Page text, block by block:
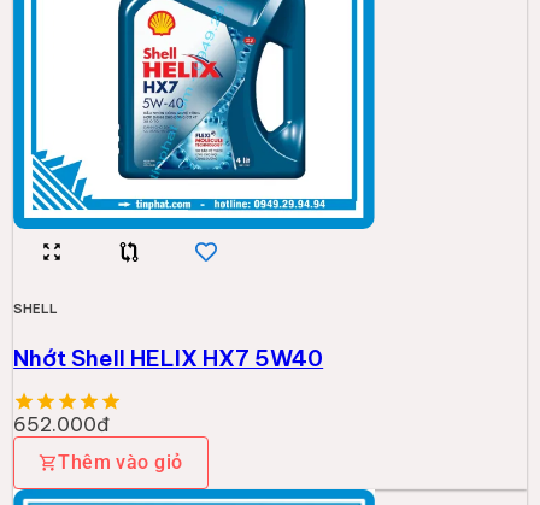
SHELL
Nhớt Shell HELIX HX7 5W40
652.000đ
Thêm vào giỏ